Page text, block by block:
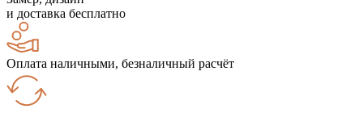
и доставка бесплатно
Оплата наличными, безналичный расчёт